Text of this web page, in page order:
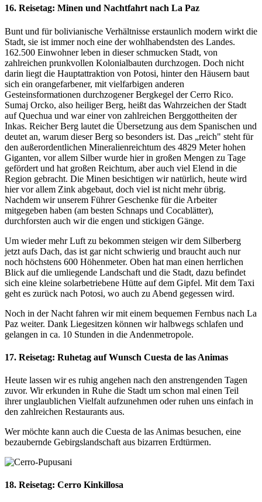
16. Reisetag: Minen und Nachtfahrt nach La Paz
Bunt und für bolivianische Verhältnisse erstaunlich modern wirkt die
Stadt, sie ist immer noch eine der wohlhabendsten des Landes.
162.500 Einwohner leben in dieser schmucken Stadt, von
zahlreichen prunkvollen Kolonialbauten durchzogen. Doch nicht
darin liegt die Hauptattraktion von Potosi, hinter den Häusern baut
sich ein orangefarbener, mit vielfarbigen anderen
Gesteinsformationen durchzogener Bergkegel der Cerro Rico.
Sumaj Orcko, also heiliger Berg, heißt das Wahrzeichen der Stadt
auf Quechua und war einer von zahlreichen Berggottheiten der
Inkas. Reicher Berg lautet die Übersetzung aus dem Spanischen und
deutet an, warum dieser Berg so besonders ist. Das „reich" steht für
den außerordentlichen Mineralienreichtum des 4829 Meter hohen
Giganten, vor allem Silber wurde hier in großen Mengen zu Tage
gefördert und hat großen Reichtum, aber auch viel Elend in die
Region gebracht. Die Minen besichtigen wir natürlich, heute wird
hier vor allem Zink abgebaut, doch viel ist nicht mehr übrig.
Nachdem wir unserem Führer Geschenke für die Arbeiter
mitgegeben haben (am besten Schnaps und Cocablätter),
durchforsten auch wir die engen und stickigen Gänge.
Um wieder mehr Luft zu bekommen steigen wir dem Silberberg
jetzt aufs Dach, das ist gar nicht schwierig und braucht auch nur
noch höchstens 600 Höhenmeter. Oben hat man einen herrlichen
Blick auf die umliegende Landschaft und die Stadt, dazu befindet
sich eine kleine solarbetriebene Hütte auf dem Gipfel. Mit dem Taxi
geht es zurück nach Potosi, wo auch zu Abend gegessen wird.
Noch in der Nacht fahren wir mit einem bequemen Fernbus nach La
Paz weiter. Dank Liegesitzen können wir halbwegs schlafen und
gelangen in ca. 10 Stunden in die Andenmetropole.
17. Reisetag: Ruhetag auf Wunsch Cuesta de las Animas
Heute lassen wir es ruhig angehen nach den anstrengenden Tagen
zuvor. Wir erkunden in Ruhe die Stadt um schon mal einen Teil
ihrer unglaublichen Vielfalt aufzunehmen oder ruhen uns einfach in
den zahlreichen Restaurants aus.
Wer möchte kann auch die Cuesta de las Animas besuchen, eine
bezaubernde Gebirgslandschaft aus bizarren Erdtürmen.
18. Reisetag: Cerro Kinkillosa